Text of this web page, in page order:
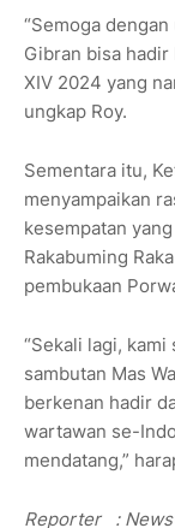
“Semoga
Gibran bisa hadir
XIV 2024 yang
ungkap Roy.
Sementara itu,
menyampaikan
kesempatan
Rakabuming
pembukaan
“Sekali lagi, kami
sambutan Mas
berkenan hadir
wartawan se-
mendatang,”
Reporter :